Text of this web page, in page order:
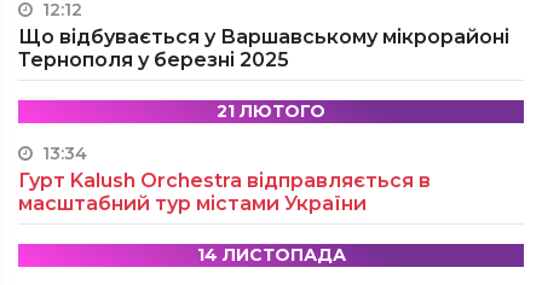
12:12
Що відбувається у Варшавському мікрорайоні
Тернополя у березні 2025
21 ЛЮТОГО
13:34
Гурт Kalush Orchestra відправляється в
масштабний тур містами України
14 ЛИСТОПАДА